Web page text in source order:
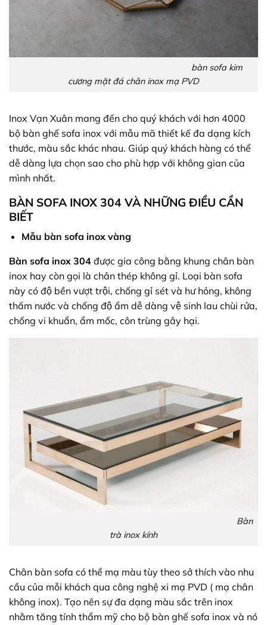
bàn sofa kim
cương mặt đá chân inox mạ PVD
Inox Vạn Xuân mang đến cho quý khách với hơn 4000
bộ bàn ghế sofa inox với mẫu mã thiết kế đa dạng kích
thước, màu sắc khác nhau. Giúp quý khách hàng có thể
dễ dàng lựa chọn sao cho phù hợp với không gian của
mình nhất.
BÀN SOFA INOX 304 VÀ NHỮNG ĐIỀU CẦN
BIẾT
Mẫu bàn sofa inox vàng
Bàn sofa inox 304 được gia công bằng khung chân bàn
inox hay còn gọi là chân thép không gỉ. Loại bàn sofa
này có độ bền vượt trội, chống gỉ sét và hư hỏng, không
thấm nước và chống độ ẩm dễ dàng vệ sinh lau chùi rửa,
chống vi khuẩn, ẩm mốc, côn trùng gây hại.
Bàn
trà inox kính
Chân bàn sofa có thể mạ màu tùy theo sở thích vào nhu
cầu của mỗi khách qua công nghệ xi mạ PVD ( mạ chân
không inox). Tạo nên sự đa dạng màu sắc trên inox
nhằm tăng tính thẩm mỹ cho bộ bàn ghế sofa inox và nó